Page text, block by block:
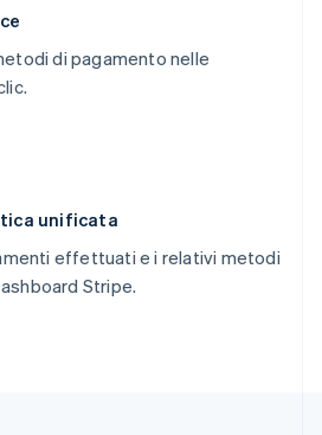
di pagamento nelle
unificata
effettuati e i relativi metodi
Stripe.